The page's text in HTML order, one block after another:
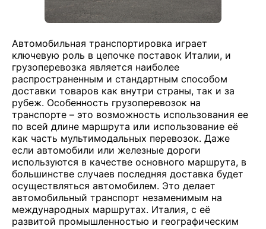
Автомобильная транспортировка играет
ключевую роль в цепочке поставок Италии, и
грузоперевозка является наиболее
распространенным и стандартным способом
доставки товаров как внутри страны, так и за
рубеж. Особенность грузоперевозок на
транспорте – это возможность использования ее
по всей длине маршрута или использование её
как часть мультимодальных перевозок. Даже
если автомобили или железные дороги
используются в качестве основного маршрута, в
большинстве случаев последняя доставка будет
осуществляться автомобилем. Это делает
автомобильный транспорт незаменимым на
международных маршрутах. Италия, с её
развитой промышленностью и географическим